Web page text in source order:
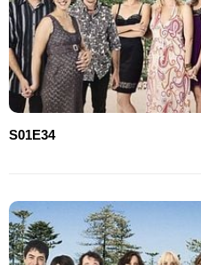
S01E34